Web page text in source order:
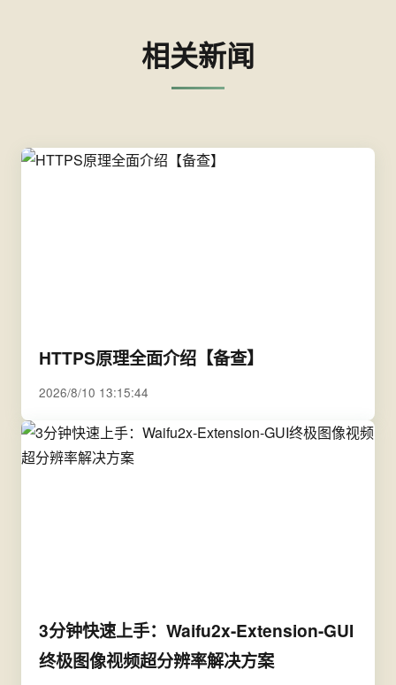
相关新闻
HTTPS原理全面介绍【备查】
2026/8/10 13:15:44
3分钟快速上手：Waifu2x-Extension-GUI
终极图像视频超分辨率解决方案